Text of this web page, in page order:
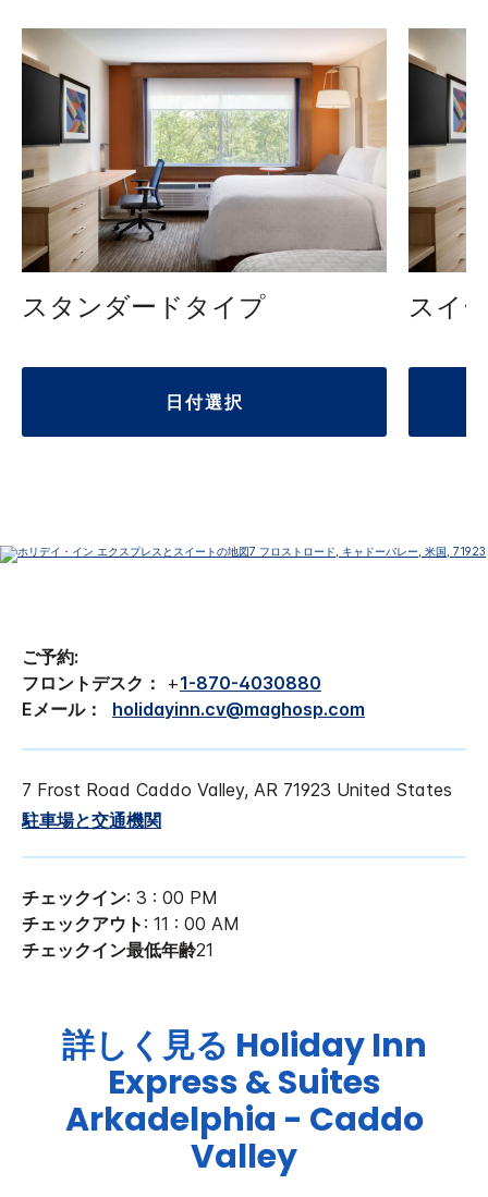
スタンダードタイプ
日付選択
スイ
ご予約:
フロントデスク：
+1-870-4030880
Eメール：
holidayinn.cv@maghosp.com
7 Frost Road Caddo Valley, AR 71923 United States
駐車場と交通機関
チェックイン: 3 : 00 PM
チェックアウト : 11 : 00 AM
チェックイン最低年齢21
詳しく見る Holiday Inn
Express & Suites
Arkadelphia - Caddo
Valley